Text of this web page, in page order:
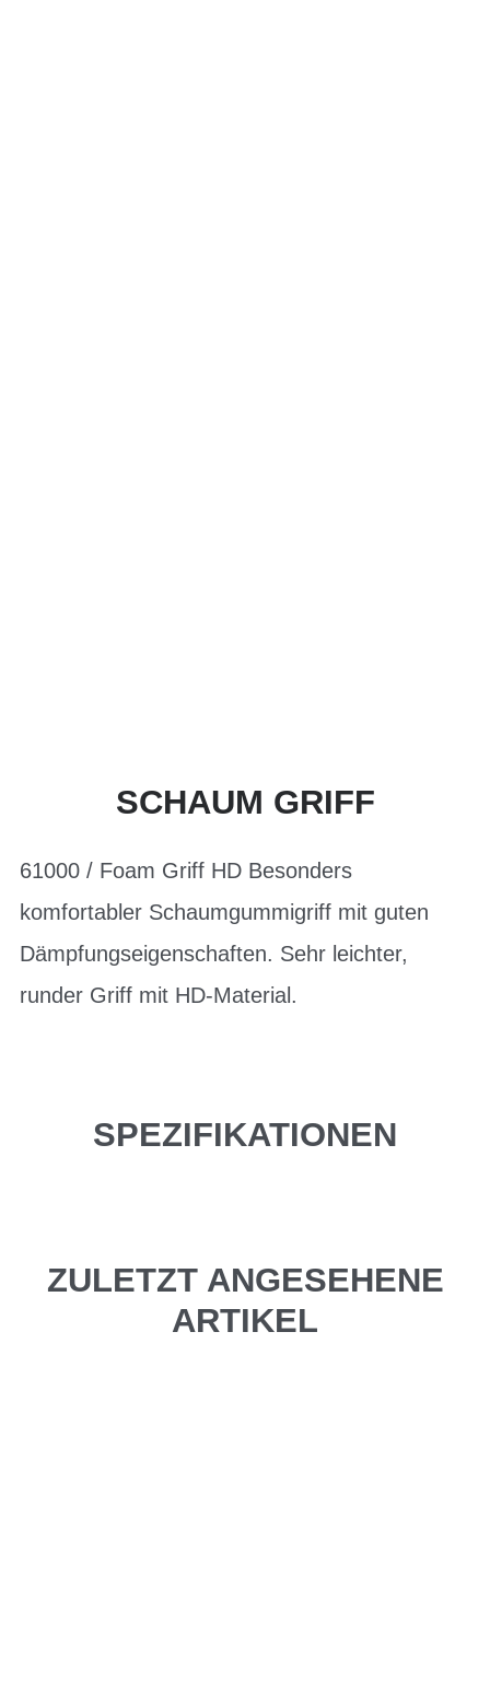
SCHAUM GRIFF
61000 / Foam Griff HD Besonders
komfortabler Schaumgummigriff mit guten
Dämpfungseigenschaften. Sehr leichter,
runder Griff mit HD-Material.
SPEZIFIKATIONEN
ZULETZT ANGESEHENE
ARTIKEL